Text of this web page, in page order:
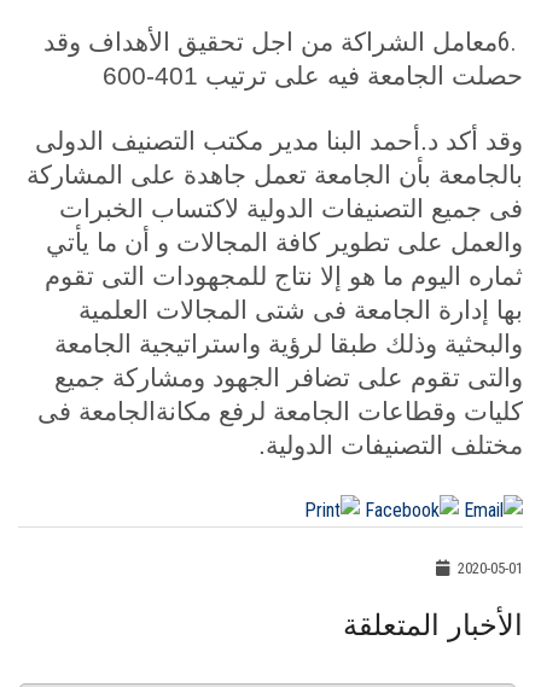
6.معامل الشراكة من اجل تحقيق الأهداف وقد
حصلت الجامعة فيه على ترتيب 401-600
وقد أكد د.أحمد البنا مدير مكتب التصنيف الدولى
بالجامعة بأن الجامعة تعمل جاهدة على المشاركة
فى جميع التصنيفات الدولية لاكتساب الخبرات
والعمل على تطوير كافة المجالات و أن ما يأتي
ثماره اليوم ما هو إلا نتاج للمجهودات التى تقوم
بها إدارة الجامعة فى شتى المجالات العلمية
والبحثية وذلك طبقا لرؤية واستراتيجية الجامعة
والتى تقوم على تضافر الجهود ومشاركة جميع
كليات وقطاعات الجامعة لرفع مكانةالجامعة فى
مختلف التصنيفات الدولية.
2020-05-01
الأخبار المتعلقة